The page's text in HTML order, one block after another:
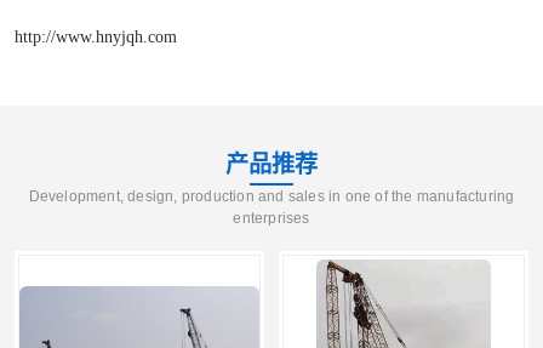
http://www.hnyjqh.com
产品推荐
Development, design, production and sales in one of the manufacturing
enterprises